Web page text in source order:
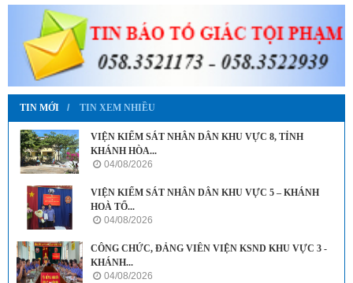
TIN MỚI TIN XEM NHIỀU
VIỆN KIỂM SÁT NHÂN DÂN KHU VỰC 8, TỈNH
KHÁNH HÒA...
04/08/2026
VIỆN KIỂM SÁT NHÂN DÂN KHU VỰC 5 – KHÁNH
HOÀ TỔ...
04/08/2026
CÔNG CHỨC, ĐẢNG VIÊN VIỆN KSND KHU VỰC 3 -
KHÁNH...
04/08/2026